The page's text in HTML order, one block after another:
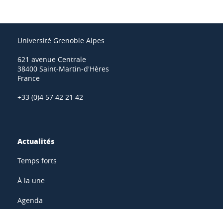
Université Grenoble Alpes
621 avenue Centrale
38400 Saint-Martin-d'Hères
France
+33 (0)4 57 42 21 42
Actualités
Temps forts
À la une
Agenda